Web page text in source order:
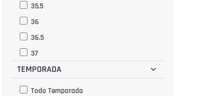
35.5
36
36.5
37
37.5
TEMPORADA
Todo Temporada